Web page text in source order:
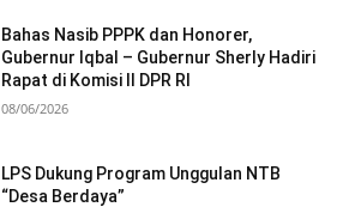
Bahas Nasib PPPK dan Honorer,
Gubernur Iqbal – Gubernur Sherly Hadiri
Rapat di Komisi II DPR RI
08/06/2026
LPS Dukung Program Unggulan NTB
“Desa Berdaya”